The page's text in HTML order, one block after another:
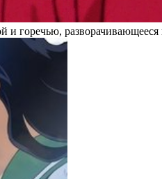
и горечью,